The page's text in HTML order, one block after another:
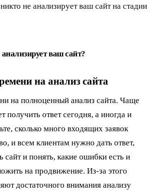
не анализирует ваш сайт на стадии
ваш сайт?
на анализ сайта
на полноценный анализ сайта. Чаще
получить ответ сегодня, а иногда и
сколько много входящих заявок
и всем клиентам нужно дать ответ,
сайт и понять, какие ошибки есть и
на продвижение. Из-за этого
достаточного внимания анализу